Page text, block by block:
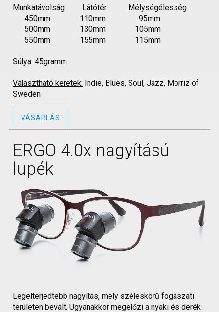
Munkatávolság Látótér Mélységélesség
450mm 110mm 95mm
500mm 130mm 105mm
550mm 155mm 115mm
Súlya: 45gramm
Választható keretek: Indie, Blues, Soul, Jazz, Morriz of
Sweden
VÁSÁRLÁS
ERGO 4.0x nagyítású
lupék
Legelterjedtebb nagyítás, mely széleskörű fogászati
területen bevált. Ugyanakkor megelőzi a nyaki és derék